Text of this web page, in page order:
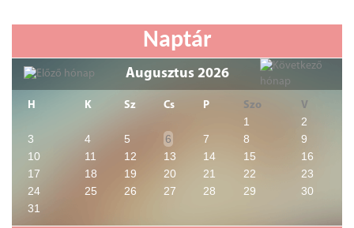
Naptár
Augusztus 2026
H K Sz Cs P Szo V
1
2
3
4 5 6 7 8
9
10
11 12 13 14 15
16
17
18 19 20 21 22
23
24
25 26 27 28 29
30
31